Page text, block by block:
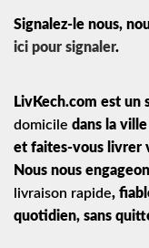
Signalez-le nous,
ici pour signaler.
LivKech.com est un
domicile dans la
et faites-vous livrer
Nous nous
livraison rapide,
quotidien, sans